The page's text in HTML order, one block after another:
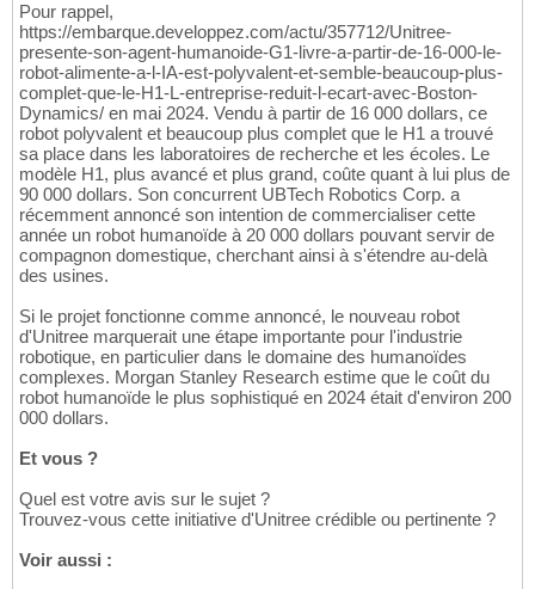
Pour rappel,
https://embarque.developpez.com/actu/357712/Unitree-
presente-son-agent-humanoide-G1-livre-a-partir-de-16-000-le-
robot-alimente-a-l-IA-est-polyvalent-et-semble-beaucoup-plus-
complet-que-le-H1-L-entreprise-reduit-l-ecart-avec-Boston-
Dynamics/ en mai 2024. Vendu à partir de 16 000 dollars, ce
robot polyvalent et beaucoup plus complet que le H1 a trouvé
sa place dans les laboratoires de recherche et les écoles. Le
modèle H1, plus avancé et plus grand, coûte quant à lui plus de
90 000 dollars. Son concurrent UBTech Robotics Corp. a
récemment annoncé son intention de commercialiser cette
année un robot humanoïde à 20 000 dollars pouvant servir de
compagnon domestique, cherchant ainsi à s'étendre au-delà
des usines.
Si le projet fonctionne comme annoncé, le nouveau robot
d'Unitree marquerait une étape importante pour l'industrie
robotique, en particulier dans le domaine des humanoïdes
complexes. Morgan Stanley Research estime que le coût du
robot humanoïde le plus sophistiqué en 2024 était d'environ 200
000 dollars.
Et vous ?
Quel est votre avis sur le sujet ?
Trouvez-vous cette initiative d'Unitree crédible ou pertinente ?
Voir aussi :